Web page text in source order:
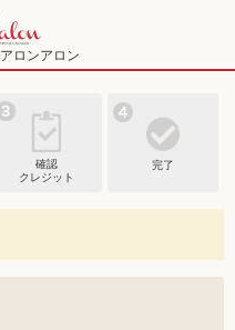
ロンアロン
確認
クレジット
完了